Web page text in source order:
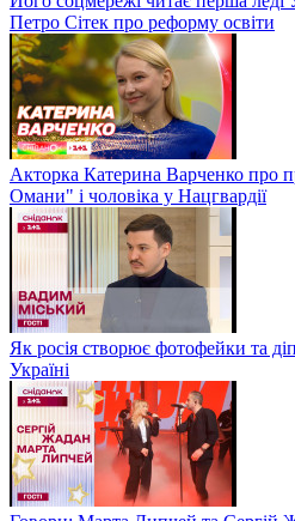
Петро Сітек про реформу освіти
Акторка Катерина Варченко про
Омани" і чоловіка у Нацгвардії
Як росія створює фотофейки та
Україні